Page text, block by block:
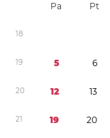
Pa Pt
18
19 5 6
20 12 13
21 19 20